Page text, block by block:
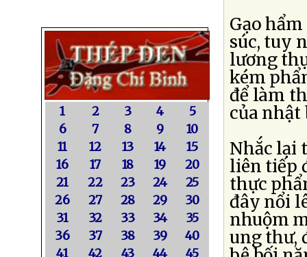
1 2 3 4
5
6
7 8 9
10
11
12 13 14
15
16
17 18 19
20
21
22 23 24
25
26
27 28 29
30
31
32 33 34
35
36
37 38 39
40
41
42 43 44
45
Gạo
súc, tuy
lương
kém
để làm
của nhật
Nhắc lại
liên tiếp
thực
đây nổi
nhuộm
ung thư,